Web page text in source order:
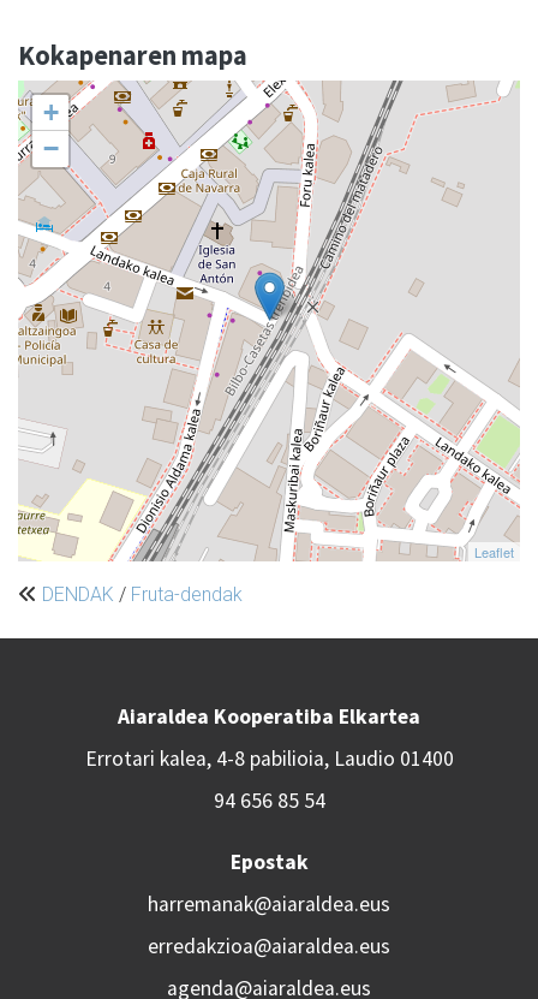
Kokapenaren mapa
+
−
Leaflet
DENDAK / Fruta-dendak
Aiaraldea Kooperatiba Elkartea
Errotari kalea, 4-8 pabilioia, Laudio 01400
94 656 85 54
Epostak
harremanak@aiaraldea.eus
erredakzioa@aiaraldea.eus
agenda@aiaraldea.eus